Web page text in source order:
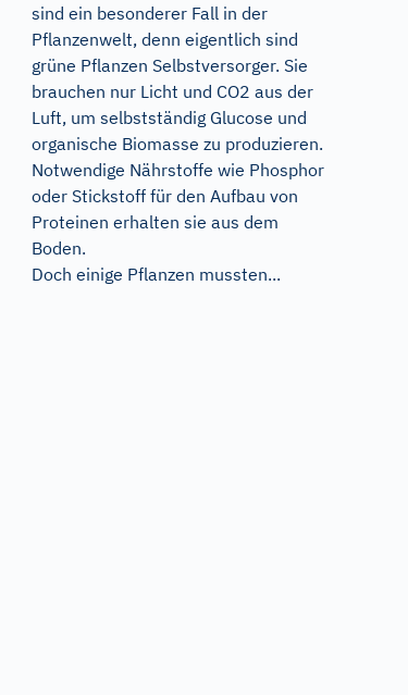
sind ein besonderer Fall in der
Pflanzenwelt, denn eigentlich sind
grüne Pflanzen Selbstversorger. Sie
brauchen nur Licht und CO2 aus der
Luft, um selbstständig Glucose und
organische Biomasse zu produzieren.
Notwendige Nährstoffe wie Phosphor
oder Stickstoff für den Aufbau von
Proteinen erhalten sie aus dem
Boden.
Doch einige Pflanzen mussten...